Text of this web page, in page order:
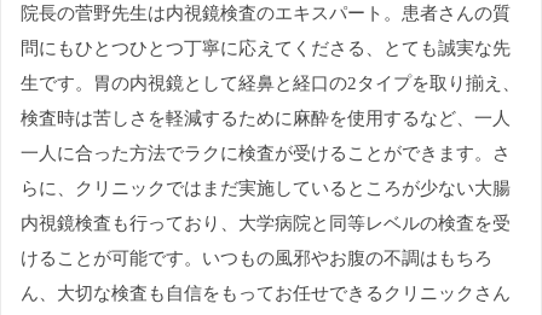
院長の菅野先生は内視鏡検査のエキスパート。患者さんの質
問にもひとつひとつ丁寧に応えてくださる、とても誠実な先
生です。胃の内視鏡として経鼻と経口の2タイプを取り揃え、
検査時は苦しさを軽減するために麻酔を使用するなど、一人
一人に合った方法でラクに検査が受けることができます。さ
らに、クリニックではまだ実施しているところが少ない大腸
内視鏡検査も行っており、大学病院と同等レベルの検査を受
けることが可能です。いつもの風邪やお腹の不調はもちろ
ん、大切な検査も自信をもってお任せできるクリニックさん